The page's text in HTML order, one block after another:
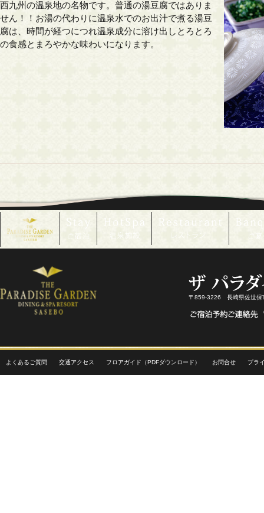
西九州の温泉地の名物です。普通の湯豆腐ではありま
せん！！お湯の代わりに温泉水でのお出汁で煮る湯豆
腐は、時間が経つにつれ温泉成分に溶け出しとろとろ
の食感とまろやかな味わいになります。
〒859-3226 長崎県佐世保
よくあるご質問 交通アクセス フロアガイド（PDFダウンロード） お問合せ プラ